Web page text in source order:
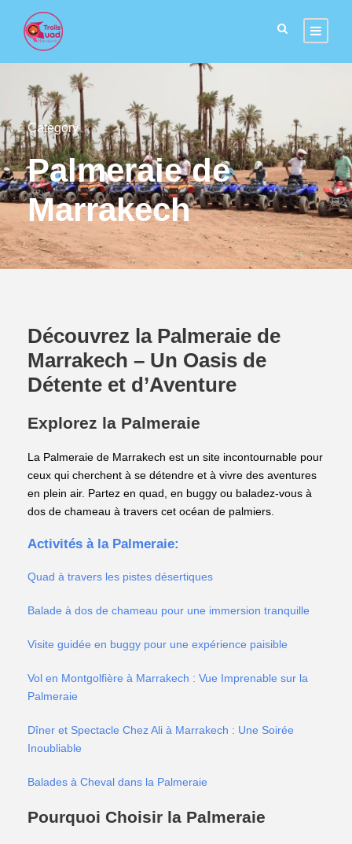
Category
Palmeraie de
Marrakech
Découvrez la Palmeraie de
Marrakech – Un Oasis de
Détente et d’Aventure
Explorez la Palmeraie
La Palmeraie de Marrakech est un site incontournable pour
ceux qui cherchent à se détendre et à vivre des aventures
en plein air. Partez en quad, en buggy ou baladez-vous à
dos de chameau à travers cet océan de palmiers.
Activités à la Palmeraie:
Quad à travers les pistes désertiques
Balade à dos de chameau pour une immersion tranquille
Visite guidée en buggy pour une expérience paisible
Vol en Montgolfière à Marrakech : Vue Imprenable sur la
Palmeraie
Dîner et Spectacle Chez Ali à Marrakech : Une Soirée
Inoubliable
Balades à Cheval dans la Palmeraie
Pourquoi Choisir la Palmeraie